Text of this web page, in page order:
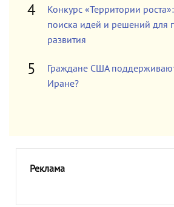
Конкурс «Территории
поиска идей и решений для
развития
Граждане США
Иране?
Реклама